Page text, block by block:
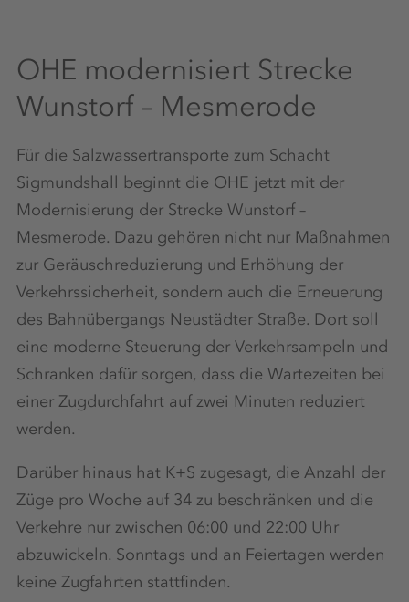
OHE modernisiert Strecke
Wunstorf – Mesmerode
Für die Salzwassertransporte zum Schacht
Sigmundshall beginnt die OHE jetzt mit der
Modernisierung der Strecke Wunstorf –
Mesmerode. Dazu gehören nicht nur Maßnahmen
zur Geräuschreduzierung und Erhöhung der
Verkehrssicherheit, sondern auch die Erneuerung
des Bahnübergangs Neustädter Straße. Dort soll
eine moderne Steuerung der Verkehrsampeln und
Schranken dafür sorgen, dass die Wartezeiten bei
einer Zugdurchfahrt auf zwei Minuten reduziert
werden.
Darüber hinaus hat K+S zugesagt, die Anzahl der
Züge pro Woche auf 34 zu beschränken und die
Verkehre nur zwischen 06:00 und 22:00 Uhr
abzuwickeln. Sonntags und an Feiertagen werden
keine Zugfahrten stattfinden.